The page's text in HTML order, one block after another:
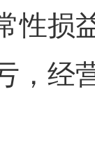
性损
，经